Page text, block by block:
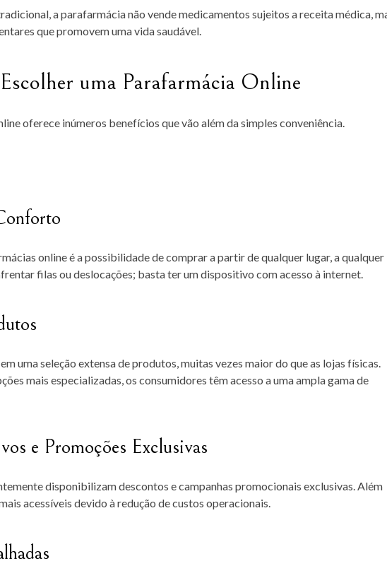
a parafarmácia não vende medicamentos sujeitos a receita médica,
que promovem uma vida saudável.
uma Parafarmácia Online
oferece inúmeros benefícios que vão além da simples conveniência.
online é a possibilidade de comprar a partir de qualquer lugar, a qualquer
filas ou deslocações; basta ter um dispositivo com acesso à internet.
uma seleção extensa de produtos, muitas vezes maior do que as lojas físicas.
mais especializadas, os consumidores têm acesso a uma ampla gama de
e Promoções Exclusivas
disponibilizam descontos e campanhas promocionais exclusivas. Além
acessíveis devido à redução de custos operacionais.